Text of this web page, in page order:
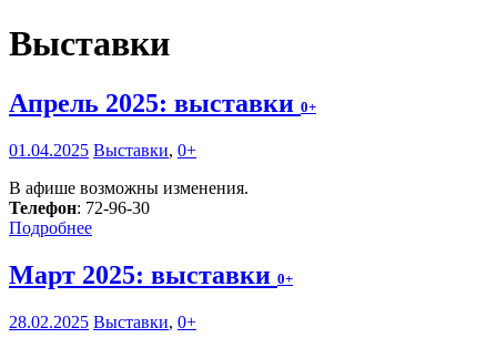
Выставки
Апрель 2025: выставки 0+
01.04.2025 Выставки, 0+
В афише возможны изменения.
Телефон: 72-96-30
Подробнее
Март 2025: выставки 0+
28.02.2025 Выставки, 0+